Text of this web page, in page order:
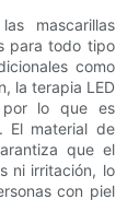
mascarillas
para todo tipo
como
la terapia LED
lo que es
El material de
que el
ni irritación, lo
con piel